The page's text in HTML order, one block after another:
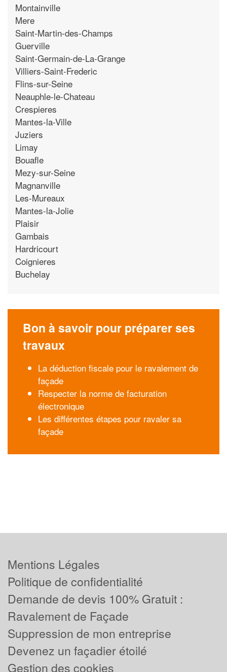
Montainville
Mere
Saint-Martin-des-Champs
Guerville
Saint-Germain-de-La-Grange
Villiers-Saint-Frederic
Flins-sur-Seine
Neauphle-le-Chateau
Crespieres
Mantes-la-Ville
Juziers
Limay
Bouafle
Mezy-sur-Seine
Magnanville
Les-Mureaux
Mantes-la-Jolie
Plaisir
Gambais
Hardricourt
Coignieres
Buchelay
Bon à savoir pour préparer ses
travaux
La déduction fiscale pour le ravalement de
façade
Respecter la norme de facturation
électronique
Les différentes étapes pour ravaler sa
façade
Mentions Légales
Politique de confidentialité
Demande de devis 100% Gratuit :
Ravalement de Façade
Suppression de mon entreprise
Devenez un façadier étoilé
Gestion des cookies